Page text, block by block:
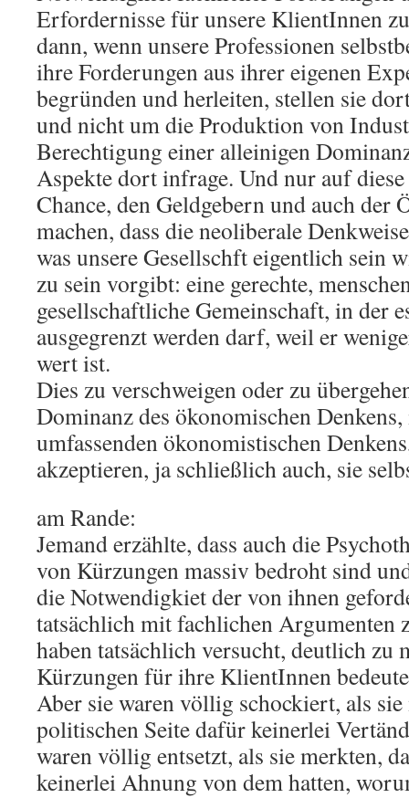
Erfordernisse für unsere KlientInnen
dann, wenn unsere Professionen
ihre Forderungen aus ihrer eigenen
begründen und herleiten, stellen sie
und nicht um die Produktion von
Berechtigung einer alleinigen
Aspekte dort infrage. Und nur auf
Chance, den Geldgebern und auch der
machen, dass die neoliberale
was unsere Gesellschft eigentlich sein
zu sein vorgibt: eine gerechte,
gesellschaftliche Gemeinschaft, in der
ausgegrenzt werden darf, weil er
wert ist.
Dies zu verschweigen oder zu
Dominanz des ökonomischen
umfassenden ökonomistischen
akzeptieren, ja schließlich auch, sie
am Rande:
Jemand erzählte, dass auch die
von Kürzungen massiv bedroht sind
die Notwendigkiet der von ihnen
tatsächlich mit fachlichen Argumenten
haben tatsächlich versucht, deutlich zu
Kürzungen für ihre KlientInnen
Aber sie waren völlig schockiert, als
politischen Seite dafür keinerlei
waren völlig entsetzt, als sie merkten,
keinerlei Ahnung von dem hatten,